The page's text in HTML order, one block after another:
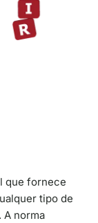
que fornece
tipo de
A norma